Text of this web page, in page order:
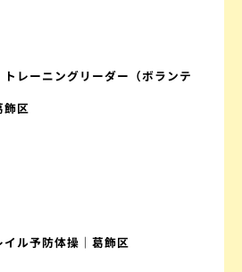
レーニングリーダー（ボランテ
区
ル予防体操｜葛飾区